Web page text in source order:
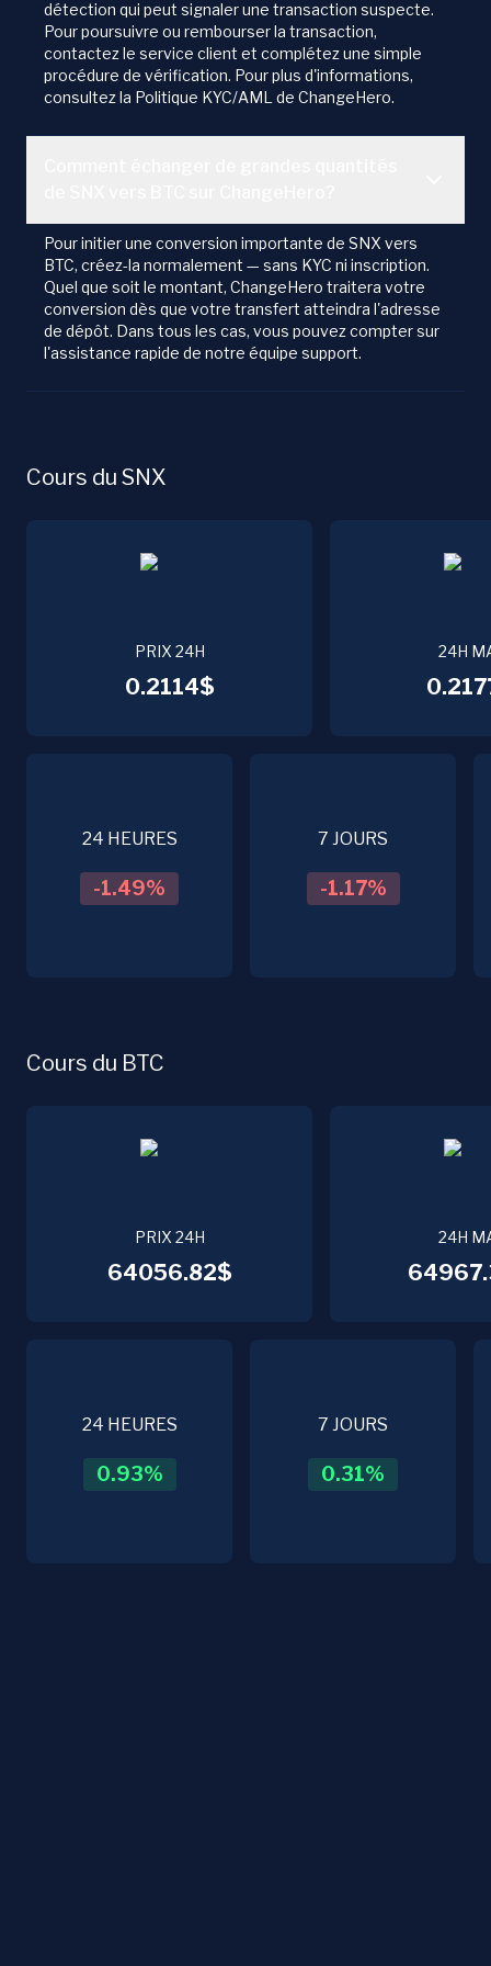
détection qui peut signaler une transaction suspecte.
Pour poursuivre ou rembourser la transaction,
contactez le service client et complétez une simple
procédure de vérification. Pour plus d'informations,
consultez la Politique KYC/AML de ChangeHero.
Pour initier une conversion importante de SNX vers
BTC, créez-la normalement — sans KYC ni inscription.
Quel que soit le montant, ChangeHero traitera votre
conversion dès que votre transfert atteindra l'adresse
de dépôt. Dans tous les cas, vous pouvez compter sur
l'assistance rapide de notre équipe support.
Cours du SNX
PRIX 24H
0.2114$
24H
24 HEURES
-1.49%
7 JOURS
-1.17%
Cours du BTC
PRIX 24H
64056.82$
24H
24 HEURES
0.93%
7 JOURS
0.31%